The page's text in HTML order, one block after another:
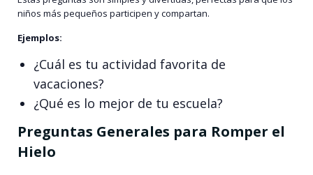
niños más pequeños participen y compartan.
Ejemplos:
¿Cuál es tu actividad favorita de
vacaciones?
¿Qué es lo mejor de tu escuela?
Preguntas Generales para Romper el
Hielo